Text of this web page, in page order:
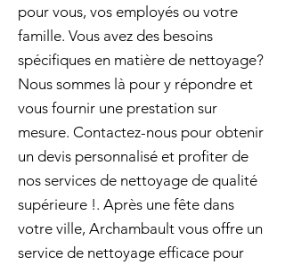
pour vous, vos employés ou votre
famille. Vous avez des besoins
spécifiques en matière de nettoyage?
Nous sommes là pour y répondre et
vous fournir une prestation sur
mesure. Contactez-nous pour obtenir
un devis personnalisé et profiter de
nos services de nettoyage de qualité
supérieure !. Après une fête dans
votre ville, Archambault vous offre un
service de nettoyage efficace pour